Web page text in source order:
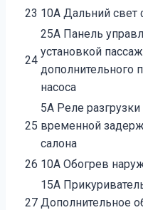
23 10А Дальний свет
24
25А Панель
установкой
дополнительного
насоса
25
5А Реле
временной
салона
26 10А Обогрев
27
15А
Дополнительное